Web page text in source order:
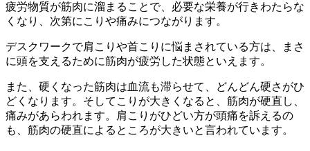
疲労物質が筋肉に溜まることで、必要な栄養が行きわたらな
くなり、次第にこりや痛みにつながります。
デスクワークで肩こりや首こりに悩まされている方は、まさ
に頭を支えるために筋肉が疲労した状態といえます。
また、硬くなった筋肉は血流も滞らせて、どんどん硬さがひ
どくなります。そしてこりが大きくなると、筋肉が硬直し、
痛みがあらわれます。肩こりがひどい方が頭痛を訴えるの
も、筋肉の硬直によるところが大きいと言われています。